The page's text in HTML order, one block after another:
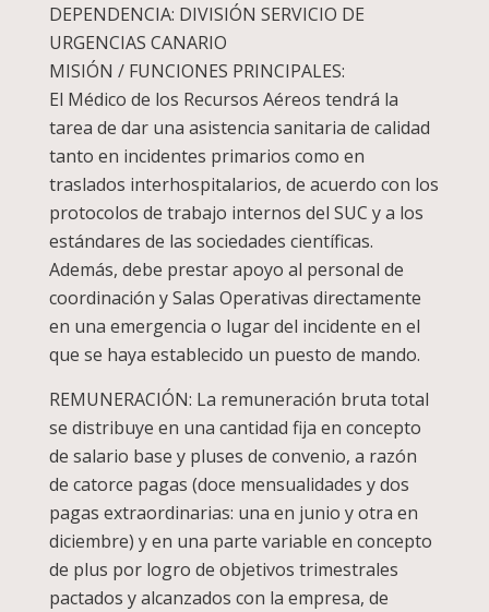
DEPENDENCIA: DIVISIÓN SERVICIO DE
URGENCIAS CANARIO
MISIÓN / FUNCIONES PRINCIPALES:
El Médico de los Recursos Aéreos tendrá la
tarea de dar una asistencia sanitaria de calidad
tanto en incidentes primarios como en
traslados interhospitalarios, de acuerdo con los
protocolos de trabajo internos del SUC y a los
estándares de las sociedades científicas.
Además, debe prestar apoyo al personal de
coordinación y Salas Operativas directamente
en una emergencia o lugar del incidente en el
que se haya establecido un puesto de mando.
REMUNERACIÓN: La remuneración bruta total
se distribuye en una cantidad fija en concepto
de salario base y pluses de convenio, a razón
de catorce pagas (doce mensualidades y dos
pagas extraordinarias: una en junio y otra en
diciembre) y en una parte variable en concepto
de plus por logro de objetivos trimestrales
pactados y alcanzados con la empresa, de